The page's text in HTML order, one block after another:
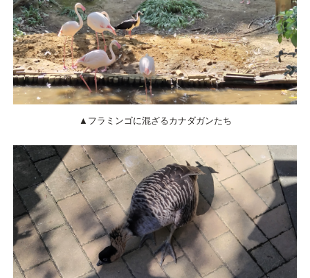
▲フラミンゴに混ざるカナダガンたち